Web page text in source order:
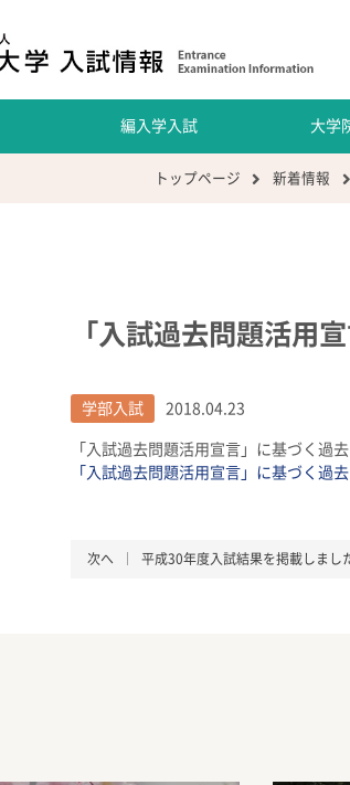
編入学入試 大学
トップページ 新着情報
「入試過去問題活用
学部入試 2018.04.23
「入試過去問題活用宣言」に基づく過
「入試過去問題活用宣言」に基づく過
次へ 平成30年度入試結果を掲載しまし